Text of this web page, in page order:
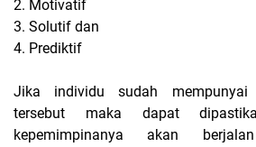
2. Motivatif
3. Solutif dan
4. Prediktif
Jika individu sudah mempunyai
tersebut maka dapat
kepemimpinanya akan